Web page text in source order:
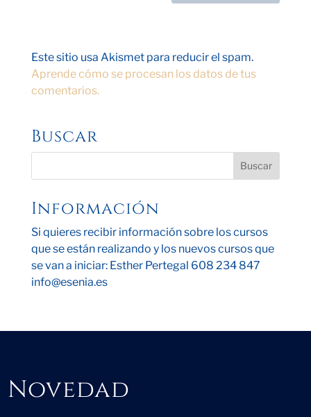
Este sitio usa Akismet para reducir el spam.
Aprende cómo se procesan los datos de tus
comentarios.
Buscar
Información
Si quieres recibir información sobre los cursos
que se están realizando y los nuevos cursos que
se van a iniciar: Esther Pertegal 608 234 847
info@esenia.es
Novedad
Novedad